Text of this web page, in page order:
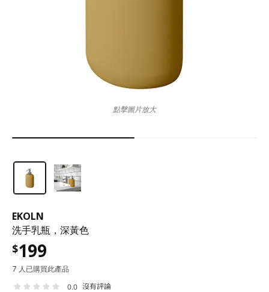
EKOLN
洗手乳瓶，深黃色
$199
7 人已購買此產品
0.0 沒有評論
點擊圖片放大